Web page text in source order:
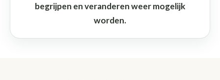
begrijpen en veranderen weer mogelijk
worden.